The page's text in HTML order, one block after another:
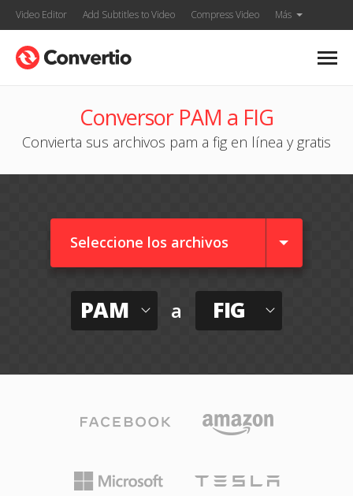
Video Editor Add Subtitles to Video Compress Video Más
Conversor PAM a FIG
Convierta sus archivos pam a fig en línea y gratis
Seleccione los archivos
PAM a FIG